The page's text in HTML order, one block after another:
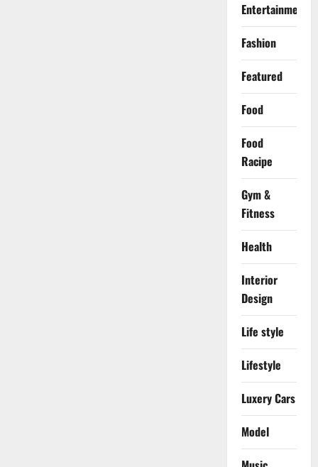
Entertainment
Fashion
Featured
Food
Food
Racipe
Gym &
Fitness
Health
Interior
Design
Life style
Lifestyle
Luxery Cars
Model